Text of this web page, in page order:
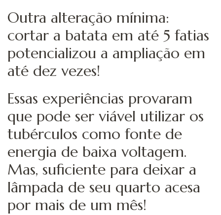
Outra alteração mínima:
cortar a batata em até 5 fatias
potencializou a ampliação em
até dez vezes!
Essas experiências provaram
que pode ser viável utilizar os
tubérculos como fonte de
energia de baixa voltagem.
Mas, suficiente para deixar a
lâmpada de seu quarto acesa
por mais de um mês!